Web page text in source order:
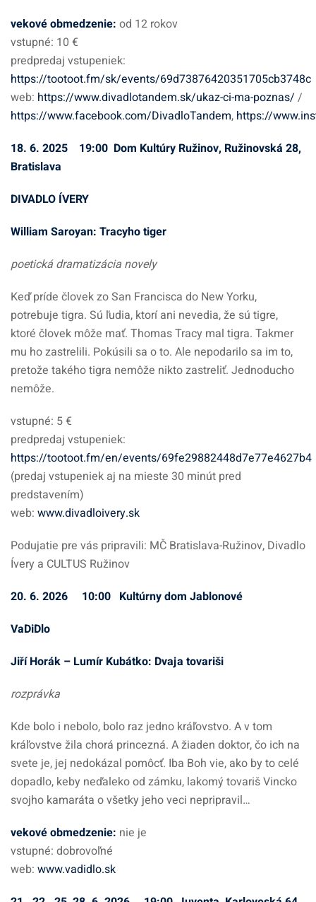
vekové obmedzenie: od 12 rokov
vstupné: 10 €
predpredaj vstupeniek:
https://tootoot.fm/sk/events/69d73876420351705cb3748c
web: https://www.divadlotandem.sk/ukaz-ci-ma-poznas/ /
https://www.facebook.com/DivadloTandem, https://
18. 6. 2025 19:00 Dom Kultúry Ružinov, Ružinovská 28,
Bratislava
DIVADLO ÍVERY
William Saroyan: Tracyho tiger
poetická dramatizácia novely
Keď príde človek zo San Francisca do New Yorku,
potrebuje tigra. Sú ľudia, ktorí ani nevedia, že sú tigre,
ktoré človek môže mať. Thomas Tracy mal tigra. Takmer
mu ho zastrelili. Pokúsili sa o to. Ale nepodarilo sa im to,
pretože takého tigra nemôže nikto zastreliť. Jednoducho
nemôže.
vstupné: 5 €
predpredaj vstupeniek:
https://tootoot.fm/en/events/69fe29882448d7e77e4627b4
(predaj vstupeniek aj na mieste 30 minút pred
predstavením)
web: www.divadloivery.sk
Podujatie pre vás pripravili: MČ Bratislava-Ružinov, Divadlo
Ívery a CULTUS Ružinov
20. 6. 2026 10:00 Kultúrny dom Jablonové
VaDiDlo
Jiří Horák – Lumír Kubátko: Dvaja tovariši
rozprávka
Kde bolo i nebolo, bolo raz jedno kráľovstvo. A v tom
kráľovstve žila chorá princezná. A žiaden doktor, čo ich na
svete je, jej nedokázal pomôcť. Iba Boh vie, ako by to celé
dopadlo, keby neďaleko od zámku, lakomý tovariš Vincko
svojho kamaráta o všetky jeho veci nepripravil…
vekové obmedzenie: nie je
vstupné: dobrovoľné
web: www.vadidlo.sk